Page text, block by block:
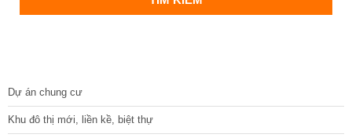
Dự án chung cư
Khu đô thị mới, liền kề, biệt thự